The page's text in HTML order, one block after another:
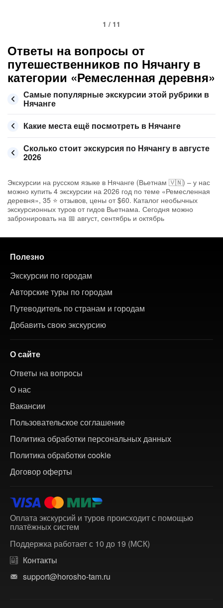
1 / 11
Ответы на вопросы от
путешественников по Нячангу в
категории «Ремесленная деревня»
Самые популярные экскурсии этой рубрики в
Нячанге
Какие места ещё посмотреть в Нячанге
Сколько стоит экскурсия по Нячангу в августе
2026
Экскурсии на русском языке в Нячанге (Вьетнам 🇻🇳) – у нас
можно купить 4 экскурсии на 2026 год по теме «Ремесленная
деревня», 35 ⭐ отзывов, цены от $60. Каталог необычных
экскурсионных туров от гидов Вьетнама. Сегодня можно
забронировать на 📅 август, сентябрь и октябрь
Полезно
Экскурсии по городам
Авторские туры по городам
Путеводитель по странам и городам
Добавить свою экскурсию
О сайте
Ответы на вопросы
О нас
Вакансии
Пользовательское соглашение
Политика обработки персональных данных
Политика обработки cookie
Договор оферты
Оплата экскурсий и туров происходит с помощью
платёжных систем
Поддержка работает с 10 до 19 (МСК)
Контакты
support@horosho-tam.ru